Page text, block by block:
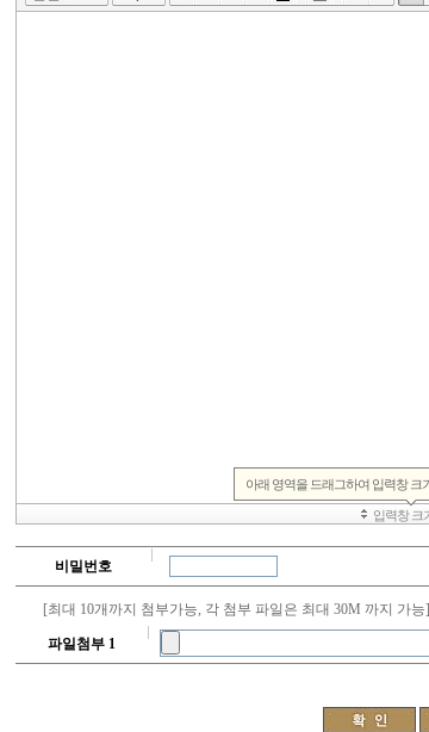
비밀번호
[최대 10개까지 첨부가능, 각 첨부 파일은 최대 30M 까지 가능]
파일첨부 1